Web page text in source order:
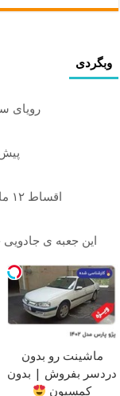
وبگردی
رویای
اقساط ۱۲ ماهه ایمپلنت
این جعبه ی جادویی
ماشینت رو بدون
دردسر بفروش | بدون
کمسیون